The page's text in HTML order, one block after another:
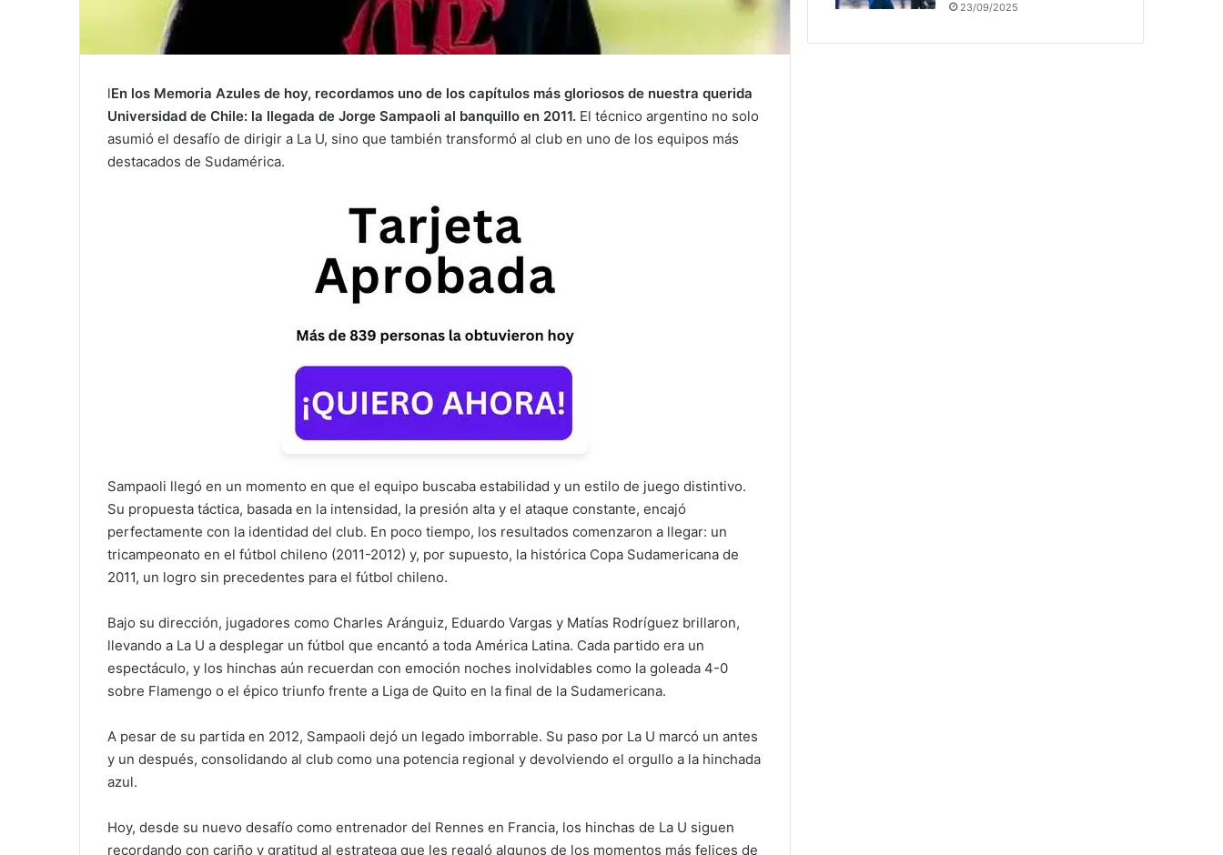
lEn los Memoria Azules de hoy, recordamos uno de los capítulos más gloriosos de nuestra querida
Universidad de Chile: la llegada de Jorge Sampaoli al banquillo en 2011. El técnico argentino no solo
asumió el desafío de dirigir a La U, sino que también transformó al club en uno de los equipos más
destacados de Sudamérica.
Sampaoli llegó en un momento en que el equipo buscaba estabilidad y un estilo de juego distintivo.
Su propuesta táctica, basada en la intensidad, la presión alta y el ataque constante, encajó
perfectamente con la identidad del club. En poco tiempo, los resultados comenzaron a llegar: un
tricampeonato en el fútbol chileno (2011-2012) y, por supuesto, la histórica Copa Sudamericana de
2011, un logro sin precedentes para el fútbol chileno.
Bajo su dirección, jugadores como Charles Aránguiz, Eduardo Vargas y Matías Rodríguez brillaron,
llevando a La U a desplegar un fútbol que encantó a toda América Latina. Cada partido era un
espectáculo, y los hinchas aún recuerdan con emoción noches inolvidables como la goleada 4-0
sobre Flamengo o el épico triunfo frente a Liga de Quito en la final de la Sudamericana.
A pesar de su partida en 2012, Sampaoli dejó un legado imborrable. Su paso por La U marcó un antes
y un después, consolidando al club como una potencia regional y devolviendo el orgullo a la hinchada
azul.
Hoy, desde su nuevo desafío como entrenador del Rennes en Francia, los hinchas de La U siguen
recordando con cariño y gratitud al estratega que les regaló algunos de los momentos más felices de
23/09/2025